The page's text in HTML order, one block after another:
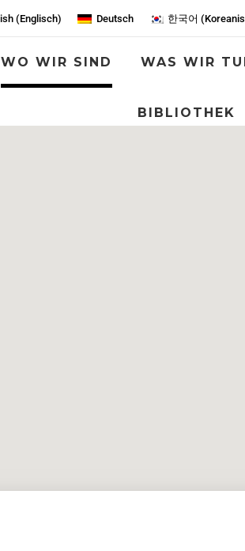
(Englisch) Deutsch 한국어 (
WO WIR SIND WAS WIR
BIBLIOTHEK